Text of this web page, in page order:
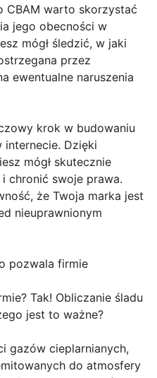
CBAM warto skorzystać
jego obecności w
mógł śledzić, w jaki
przez
ewentualne naruszenia
krok w budowaniu
Dzięki
mógł skutecznie
chronić swoje prawa.
że Twoja marka jest
nieuprawnionym
pozwala firmie
Tak! Obliczanie śladu
jest to ważne?
gazów cieplarnianych,
do atmosfery